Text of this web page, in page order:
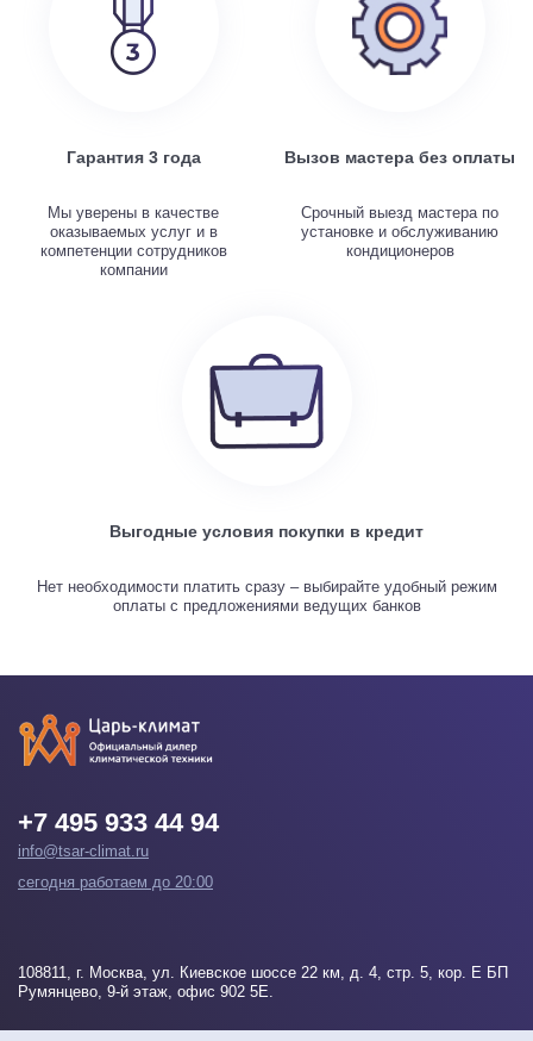
Гарантия 3 года
Мы уверены в качестве
оказываемых услуг и в
компетенции сотрудников
компании
Вызов мастера без оплаты
Срочный выезд мастера по
установке и обслуживанию
кондиционеров
Выгодные условия покупки в кредит
Нет необходимости платить сразу – выбирайте удобный режим
оплаты с предложениями ведущих банков
+7 495 933 44 94
info@tsar-climat.ru
сегодня работаем до 20:00
108811, г. Москва, ул. Киевское шоссе 22 км, д. 4, стр. 5, кор. Е БП
Румянцево, 9-й этаж, офис 902 5Е.